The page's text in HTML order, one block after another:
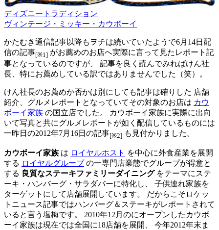
ディズニートラディション
ヴィンテージ・ミッキー・カウボーイ
かたむき通信記事以降もヲチは続いていたようで6月14日配
信の記事[※1] がお薦めのお店へ実際に言って見たレポート記
事となっているのですが、 記事を良く読んでみればけん社
長、特にお薦めしている訳ではありませんでした（笑）。
けん社長のお薦めか否かは別にしても記事は確りした 店舗
紹介、グルメレポートとなっていてその対象のお店は カウ
ボーイ家族 の国立店でした。 カウボーイ家族に実際に出向
いて写真と共にグルメレポートが如く配信しているものには
一昨日の2012年7月16日の記事[※2] も見付かりました。
カウボーイ家族 は ロイヤルホスト を中心に外食産業を展開
する ロイヤルグループの一専門店業態でグループが得意と
する 良質なステーキファミリーダイニングをテーマにステ
ーキ・ハンバーグ・サラダバーに特化し、 子供連れ家族を
ターゲットにして店舗展開しています。 だからこそロケッ
トニュース記事ではハンバーグ＆ステーキがレポートされて
いると言う塩梅です。 2010年12月のにオープンしたカウボ
ーイ家族は現在では全国に18店舗を展開、 今年2012年末ま